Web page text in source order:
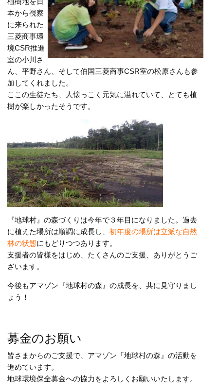
本から視察
に来られた
三菱商事環
境CSR推進
室の小川さ
ん、平野さん、そして伯国三菱商事CSR室の松原さんも参
加してくれました。
ここの生徒たち、人懐っこく元気に溢れていて、とても植
樹が楽しかったそうです。
『地球村』の森づくりは今年で３年目になりました。過去
に植えた場所は順調に成長し、 初年度の場所は立派な自然
林の状態にもどりつつあります。
支援者の皆様をはじめ、たくさんのご支援、ありがとうご
ざいます。
今後もアマゾン『地球村の森』の成長を、共に見守りまし
ょう！
募金のお願い
皆さまからのご支援で、アマゾン『地球村の森』の活動を
進めています。
地球環境保全募金への協力をよろしくお願いいたします。